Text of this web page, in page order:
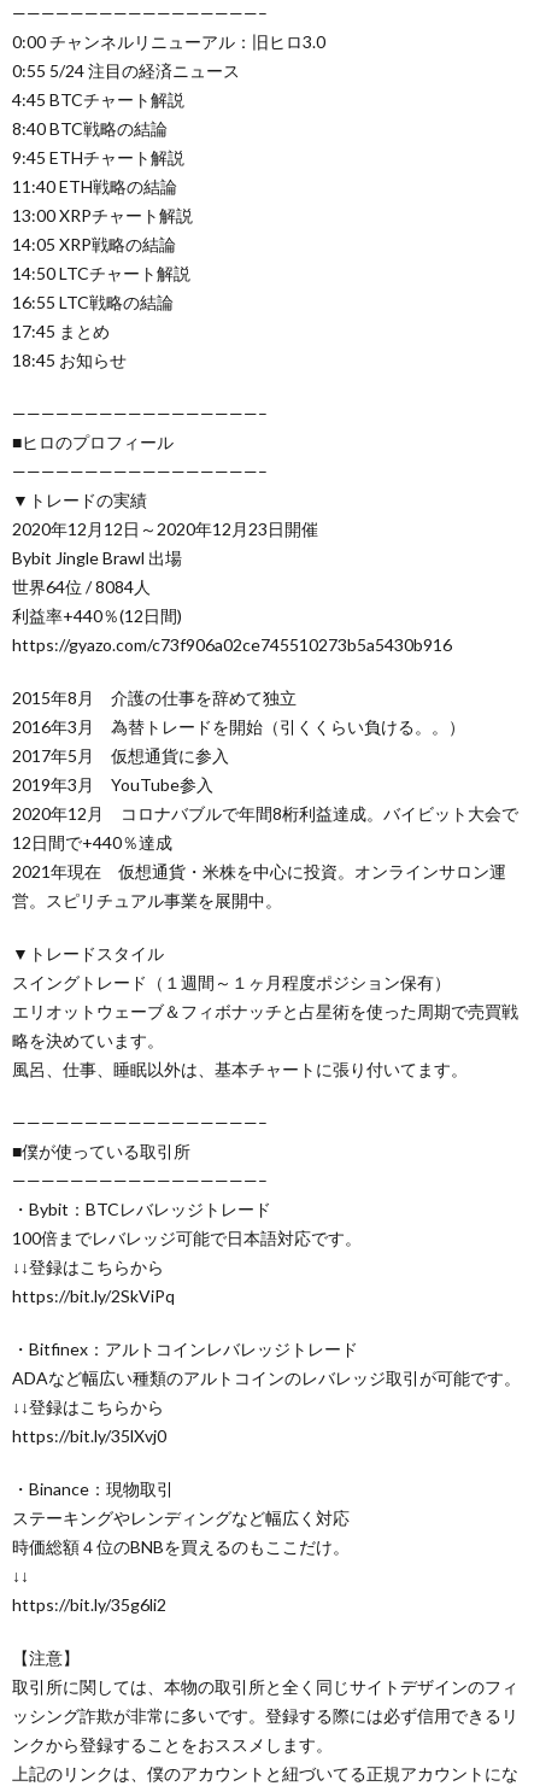
—————————————————–
0:00 チャンネルリニューアル：旧ヒロ3.0
0:55 5/24 注目の経済ニュース
4:45 BTCチャート解説
8:40 BTC戦略の結論
9:45 ETHチャート解説
11:40 ETH戦略の結論
13:00 XRPチャート解説
14:05 XRP戦略の結論
14:50 LTCチャート解説
16:55 LTC戦略の結論
17:45 まとめ
18:45 お知らせ
—————————————————–
■ヒロのプロフィール
—————————————————–
▼トレードの実績
2020年12月12日～2020年12月23日開催
Bybit Jingle Brawl 出場
世界64位 / 8084人
利益率+440％(12日間)
https://gyazo.com/c73f906a02ce745510273b5a5430b916
2015年8月 介護の仕事を辞めて独立
2016年3月 為替トレードを開始（引くくらい負ける。。）
2017年5月 仮想通貨に参入
2019年3月 YouTube参入
2020年12月 コロナバブルで年間8桁利益達成。バイビット大会で
12日間で+440％達成
2021年現在 仮想通貨・米株を中心に投資。オンラインサロン運
営。スピリチュアル事業を展開中。
▼トレードスタイル
スイングトレード（１週間～１ヶ月程度ポジション保有）
エリオットウェーブ＆フィボナッチと占星術を使った周期で売買戦
略を決めています。
風呂、仕事、睡眠以外は、基本チャートに張り付いてます。
—————————————————–
■僕が使っている取引所
—————————————————–
・Bybit：BTCレバレッジトレード
100倍までレバレッジ可能で日本語対応です。
↓↓登録はこちらから
https://bit.ly/2SkViPq
・Bitfinex：アルトコインレバレッジトレード
ADAなど幅広い種類のアルトコインのレバレッジ取引が可能です。
↓↓登録はこちらから
https://bit.ly/35lXvj0
・Binance：現物取引
ステーキングやレンディングなど幅広く対応
時価総額４位のBNBを買えるのもここだけ。
↓↓
https://bit.ly/35g6li2
【注意】
取引所に関しては、本物の取引所と全く同じサイトデザインのフィ
ッシング詐欺が非常に多いです。登録する際には必ず信用できるリ
ンクから登録することをおススメします。
上記のリンクは、僕のアカウントと紐づいてる正規アカウントにな